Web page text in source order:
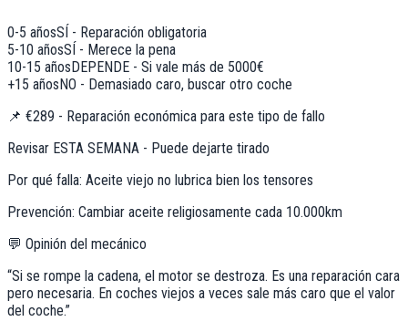
0-5 añosSÍ - Reparación obligatoria
5-10 añosSÍ - Merece la pena
10-15 añosDEPENDE - Si vale más de 5000€
+15 añosNO - Demasiado caro, buscar otro coche
📌 €289 - Reparación económica para este tipo de fallo
Revisar ESTA SEMANA - Puede dejarte tirado
Por qué falla: Aceite viejo no lubrica bien los tensores
Prevención: Cambiar aceite religiosamente cada 10.000km
💬 Opinión del mecánico
“Si se rompe la cadena, el motor se destroza. Es una reparación cara
pero necesaria. En coches viejos a veces sale más caro que el valor
del coche.”